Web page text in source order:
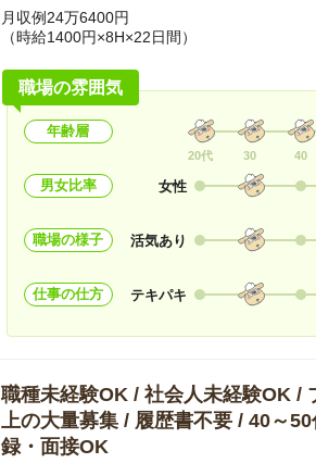
月収例24万6400円
（時給1400円×8H×22日間）
職場の雰囲気
年齢層
20代 30 40
男女比率 女性
職場の様子 活気あり
仕事の仕方 テキパキ
職種未経験OK / 社会人未経験OK /
上の大量募集 / 履歴書不要 / 40～
録・面接OK